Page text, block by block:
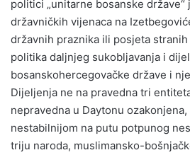
politici „unitarne bosanske
državničkih vijenaca na
državnih praznika ili posjeta
politika daljnjeg sukobljavanja i
bosanskohercegovačke države i
Dijeljenja ne na pravedna tri
nepravedna u Daytonu
nestabilnijom na putu potpunog
triju naroda, muslimansko-